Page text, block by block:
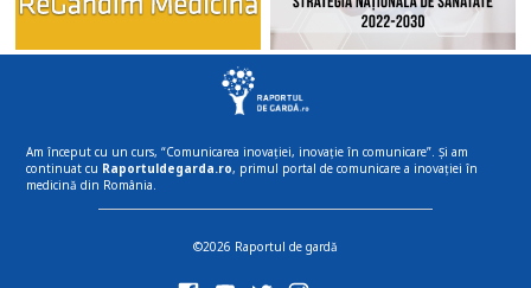
Am început cu un curs, “Comunicarea inovației, inovație în comunicare”. Și am
continuat cu Raportuldegarda.ro, primul portal de comunicare a inovației în
medicină din România.
©2026 Raportul de gardă